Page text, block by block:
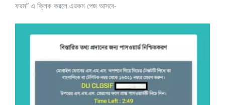
ফরম” এ ক্লিক করলে এরকম পেজ আসবে-